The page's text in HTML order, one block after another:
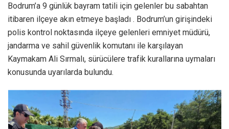
Bodrum’a 9 günlük bayram tatili için gelenler bu sabahtan
itibaren ilçeye akın etmeye başladı . Bodrum’un girişindeki
polis kontrol noktasında ilçeye gelenleri emniyet müdürü,
jandarma ve sahil güvenlik komutanı ile karşılayan
Kaymakam Ali Sırmalı, sürücülere trafik kurallarına uymaları
konusunda uyarılarda bulundu.